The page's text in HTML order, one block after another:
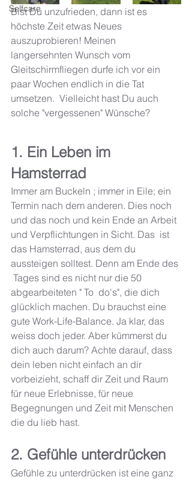
Selfcare
Bist Du unzufrieden, dann ist es
höchste Zeit etwas Neues
auszuprobieren! Meinen
langersehnten Wunsch vom
Gleitschirmfliegen durfe ich vor ein
paar Wochen endlich in die Tat
umsetzen.  Vielleicht hast Du auch
solche "vergessenen" Wünsche?
1. Ein Leben im
Hamsterrad
Immer am Buckeln ; immer in Eile; ein
Termin nach dem anderen. Dies noch
und das noch und kein Ende an Arbeit
und Verpflichtungen in Sicht. Das  ist
das Hamsterrad, aus dem du
aussteigen solltest. Denn am Ende des
Tages sind es nicht nur die 50
abgearbeiteten " To  do's", die dich
glücklich machen. Du brauchst eine
gute Work-Life-Balance. Ja klar, das
weiss doch jeder. Aber kümmerst du
dich auch darum? Achte darauf, dass
dein leben nicht einfach an dir
vorbeizieht, schaff dir Zeit und Raum
für neue Erlebnisse, für neue
Begegnungen und Zeit mit Menschen
die du lieb hast.
2. Gefühle unterdrücken
Gefühle zu unterdrücken ist eine ganz